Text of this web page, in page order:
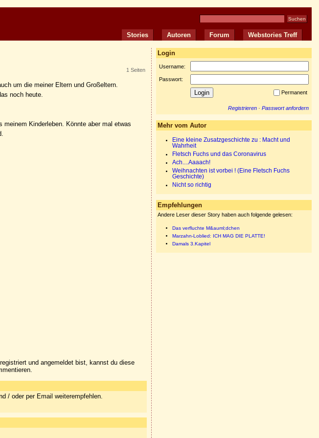
Stories Autoren Forum Webstories Treff
1 Seiten
um die meiner Eltern und Großeltern.
noch heute.
meinem Kinderleben. Könnte aber mal etwas
und angemeldet bist, kannst du diese
/ oder per Email weiterempfehlen.
Login
Username:
Passwort:
Permanent
Registrieren · Passwort anfordern
Mehr vom Autor
Eine kleine Zusatzgeschichte zu : Macht und
Wahrheit
Fletsch Fuchs und das Coronavirus
Ach....Aaaach!
Weihnachten ist vorbei ! (Eine Fletsch Fuchs
Geschichte)
Nicht so richtig
Empfehlungen
Andere Leser dieser Story haben auch folgende gelesen:
Das verfluchte M&auml;dchen
Marzahn-Loblied: ICH MAG DIE PLATTE!
Damals 3.Kapitel